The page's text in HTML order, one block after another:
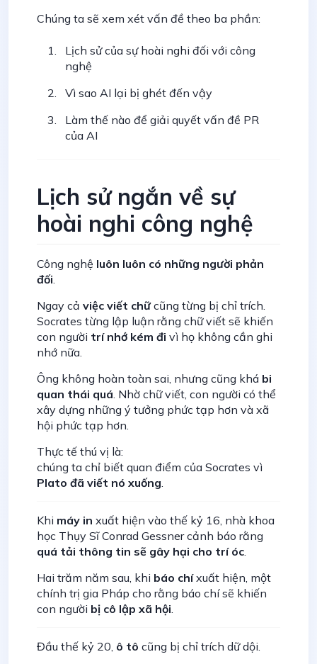
Chúng ta sẽ xem xét vấn đề theo ba phần:
Lịch sử của sự hoài nghi đối với công
nghệ
Vì sao AI lại bị ghét đến vậy
Làm thế nào để giải quyết vấn đề PR
của AI
Lịch sử ngắn về sự
hoài nghi công nghệ
Công nghệ luôn luôn có những người phản
đối
Ngay cả việc viết chữcũng từng bị chỉ trích.
Socrates từng lập luận rằng chữ viết sẽ khiến
con người trí nhớ kém đi vì họ không cần ghi
nhớ nữa.
Ông không hoàn toàn sai, nhưng cũng khá bi
quan thái quá . Nhờ chữ viết, con người có thể
xây dựng những ý tưởng phức tạp hơn và xã
hội phức tạp hơn.
Thực tế thú vị là:
chúng ta chỉ biết quan điểm của Socrates vì
Plato đã viết nó xuống
Khi máy in xuất hiện vào thế kỷ 16, nhà khoa
học Thụy Sĩ Conrad Gessner cảnh báo rằng
quá tải thông tin sẽ gây hại cho trí óc
Hai trăm năm sau, khi báo chíxuất hiện, một
chính trị gia Pháp cho rằng báo chí sẽ khiến
con người bị cô lập xã hội
Đầu thế kỷ 20, ô tô cũng bị chỉ trích dữ dội.